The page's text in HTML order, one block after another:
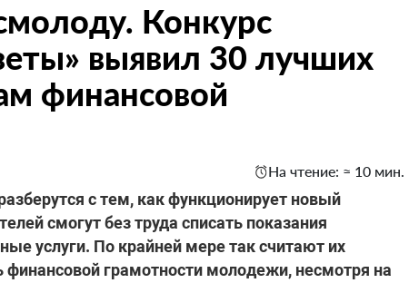
Конкурс
выявил 30 лучших
финансовой
На чтение: ≈ 10 мин.
с тем, как функционирует новый
смогут без труда списать показания
услуги. По крайней мере так считают их
финансовой грамотности молодежи, несмотря на